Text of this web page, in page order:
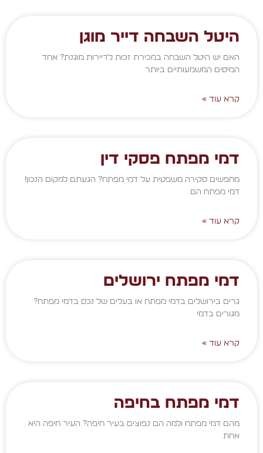
היטל השבחה דייר מוגן
האם יש היטל השבחה במכירת זכות לדיירות מוגנת? אחד
המיסים המשמעותיים ביותר
קרא עוד »
דמי מפתח פסקי דין
מחפשים סקירה משפטית על דמי מפתח? הגעתם למקום הנכון!
דמי מפתח הם
קרא עוד »
דמי מפתח ירושלים
גרים בירושלים בדמי מפתח או בעלים של נכס בדמי מפתח?
מגורים בדמי
קרא עוד »
דמי מפתח בחיפה
מהם דמי מפתח ולמה הם נפוצים בעיר חיפה? העיר חיפה היא
אחת